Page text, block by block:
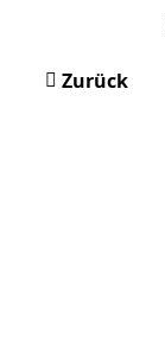
Zurück